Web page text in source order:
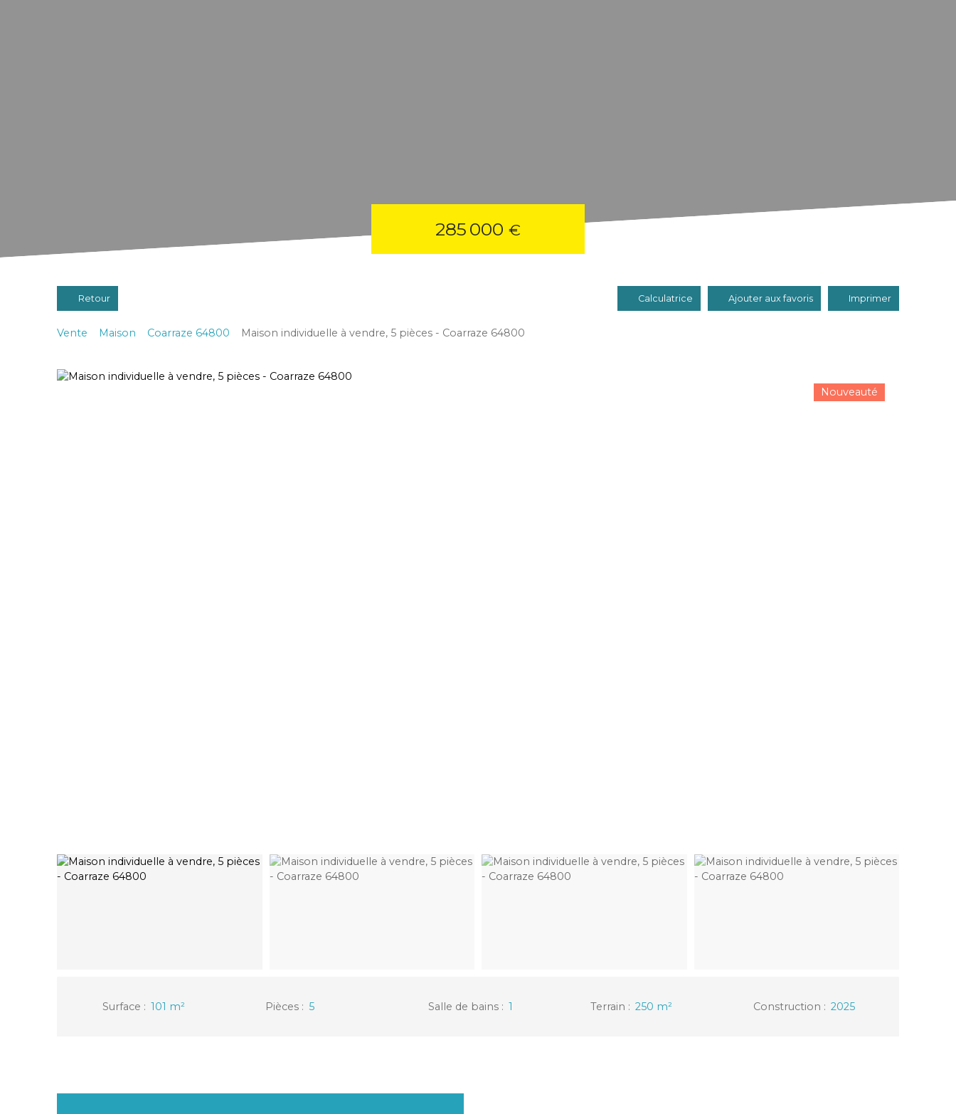
285 000 €
Retour Calculatrice Ajouter aux favoris Imprimer
Vente Maison Coarraze 64800 Maison individuelle à vendre, 5 pièces - Coarraze 64800
Nouveauté
Surface : 101 m² Pièces: 5 Salle de bains: 1 Terrain : 250 m² Construction : 2025